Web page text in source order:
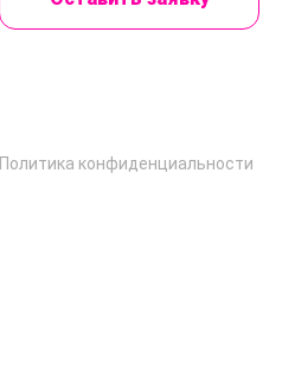
Политика конфиденциальности